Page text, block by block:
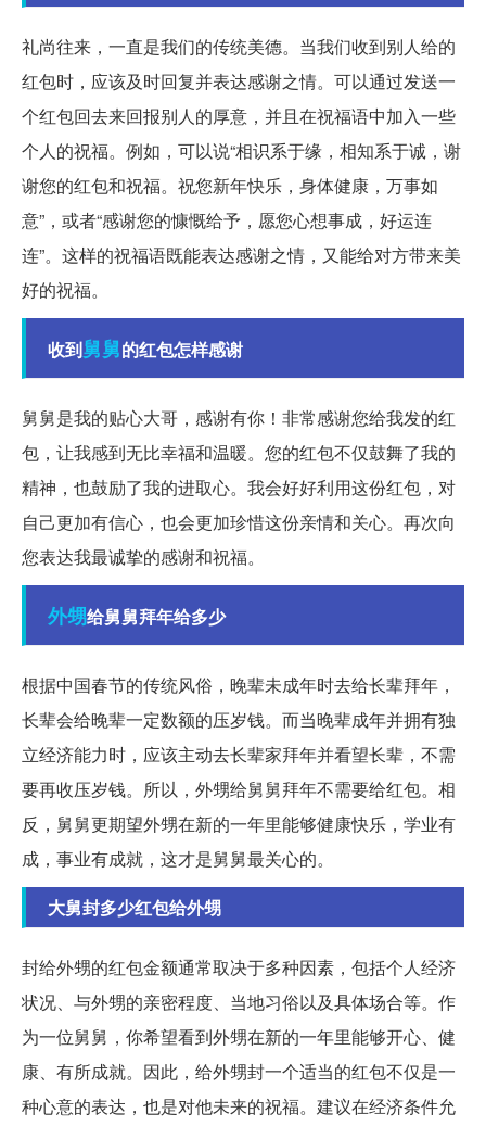
礼尚往来，一直是我们的传统美德。当我们收到别人给的
红包时，应该及时回复并表达感谢之情。可以通过发送一
个红包回去来回报别人的厚意，并且在祝福语中加入一些
个人的祝福。例如，可以说“相识系于缘，相知系于诚，谢
谢您的红包和祝福。祝您新年快乐，身体健康，万事如
意”，或者“感谢您的慷慨给予，愿您心想事成，好运连
连”。这样的祝福语既能表达感谢之情，又能给对方带来美
好的祝福。
收到舅舅的红包怎样感谢
舅舅是我的贴心大哥，感谢有你！非常感谢您给我发的红
包，让我感到无比幸福和温暖。您的红包不仅鼓舞了我的
精神，也鼓励了我的进取心。我会好好利用这份红包，对
自己更加有信心，也会更加珍惜这份亲情和关心。再次向
您表达我最诚挚的感谢和祝福。
外甥给舅舅拜年给多少
根据中国春节的传统风俗，晚辈未成年时去给长辈拜年，
长辈会给晚辈一定数额的压岁钱。而当晚辈成年并拥有独
立经济能力时，应该主动去长辈家拜年并看望长辈，不需
要再收压岁钱。所以，外甥给舅舅拜年不需要给红包。相
反，舅舅更期望外甥在新的一年里能够健康快乐，学业有
成，事业有成就，这才是舅舅最关心的。
大舅封多少红包给外甥
封给外甥的红包金额通常取决于多种因素，包括个人经济
状况、与外甥的亲密程度、当地习俗以及具体场合等。作
为一位舅舅，你希望看到外甥在新的一年里能够开心、健
康、有所成就。因此，给外甥封一个适当的红包不仅是一
种心意的表达，也是对他未来的祝福。建议在经济条件允